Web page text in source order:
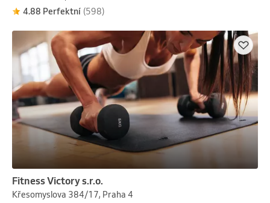
4.88 Perfektní (598)
Fitness Victory s.r.o.
Křesomyslova 384/17, Praha 4